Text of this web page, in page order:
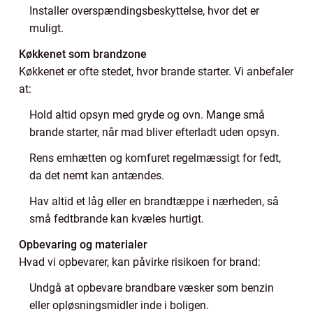
Installer overspændingsbeskyttelse, hvor det er
muligt.
Køkkenet som brandzone
Køkkenet er ofte stedet, hvor brande starter. Vi anbefaler
at:
Hold altid opsyn med gryde og ovn. Mange små
brande starter, når mad bliver efterladt uden opsyn.
Rens emhætten og komfuret regelmæssigt for fedt,
da det nemt kan antændes.
Hav altid et låg eller en brandtæppe i nærheden, så
små fedtbrande kan kvæles hurtigt.
Opbevaring og materialer
Hvad vi opbevarer, kan påvirke risikoen for brand:
Undgå at opbevare brandbare væsker som benzin
eller opløsningsmidler inde i boligen.